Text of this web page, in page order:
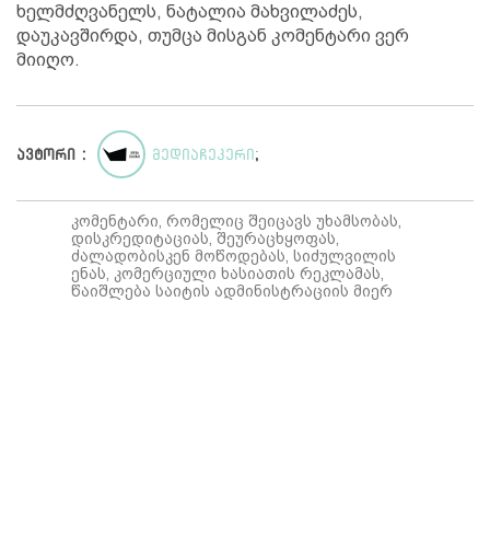
ხელმძღვანელს, ნატალია მახვილაძეს,
დაუკავშირდა, თუმცა მისგან კომენტარი ვერ
მიიღო.
ავტორი : მედიაჩეკერი ;
კომენტარი, რომელიც შეიცავს უხამსობას,
დისკრედიტაციას, შეურაცხყოფას,
ძალადობისკენ მოწოდებას, სიძულვილის
ენას, კომერციული ხასიათის რეკლამას,
წაიშლება საიტის ადმინისტრაციის მიერ